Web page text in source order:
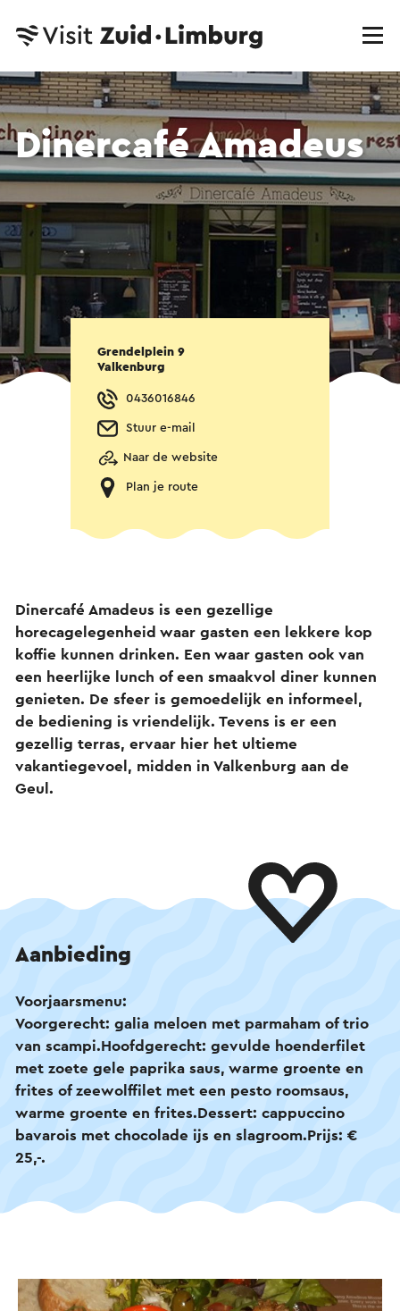
Dinercafé Amadeus
Grendelplein 9
Valkenburg
0436016846
Stuur e-mail
Naar de website
Plan je route
Dinercafé Amadeus is een gezellige
horecagelegenheid waar gasten een lekkere kop
koffie kunnen drinken. Een waar gasten ook van
een heerlijke lunch of een smaakvol diner kunnen
genieten. De sfeer is gemoedelijk en informeel,
de bediening is vriendelijk. Tevens is er een
gezellig terras, ervaar hier het ultieme
vakantiegevoel, midden in Valkenburg aan de
Geul.
Aanbieding
Voorjaarsmenu:
Voorgerecht: galia meloen met parmaham of trio
van scampi.Hoofdgerecht: gevulde hoenderfilet
met zoete gele paprika saus, warme groente en
frites of zeewolffilet met een pesto roomsaus,
warme groente en frites.Dessert: cappuccino
bavarois met chocolade ijs en slagroom.Prijs: €
25,-.